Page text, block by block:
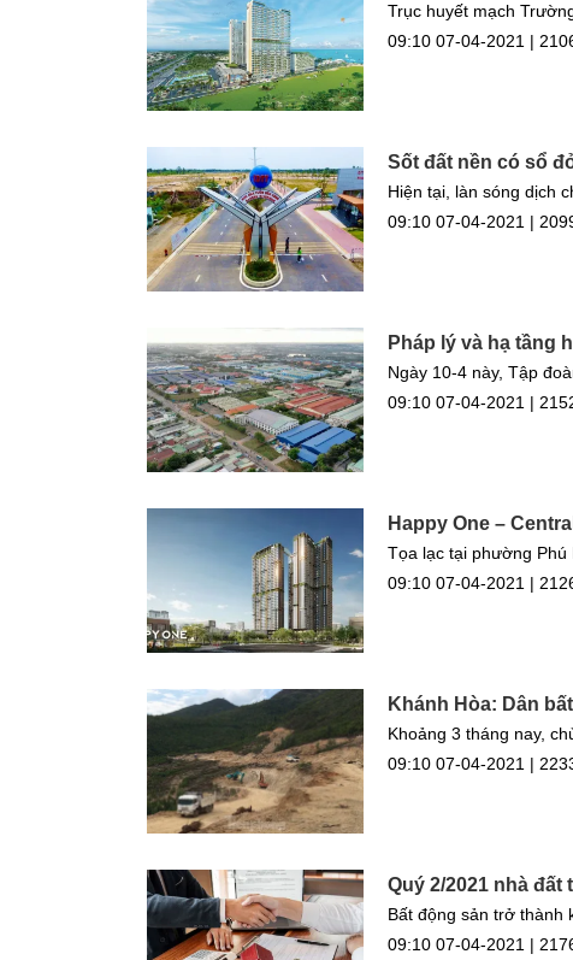
Trục huyết mạch
09:10 07-04-2021 |
Sốt đất nền có sổ
Hiện tại, làn sóng dịch
09:10 07-04-2021 |
Pháp lý và hạ tầng
Ngày 10-4 này, Tập
09:10 07-04-2021 |
Happy One –
Tọa lạc tại phường Phú
09:10 07-04-2021 |
Khánh Hòa: Dân
Khoảng 3 tháng nay,
09:10 07-04-2021 |
Quý 2/2021 nhà
Bất động sản trở thành
09:10 07-04-2021 |